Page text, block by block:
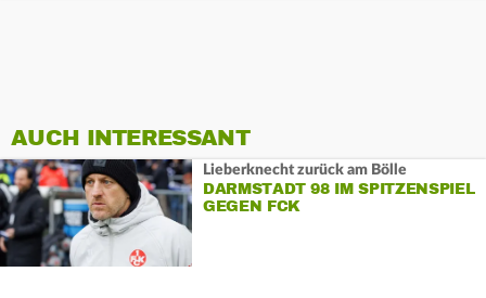
AUCH INTERESSANT
Lieberknecht zurück am Bölle
DARMSTADT 98 IM SPITZENSPIEL
GEGEN FCK